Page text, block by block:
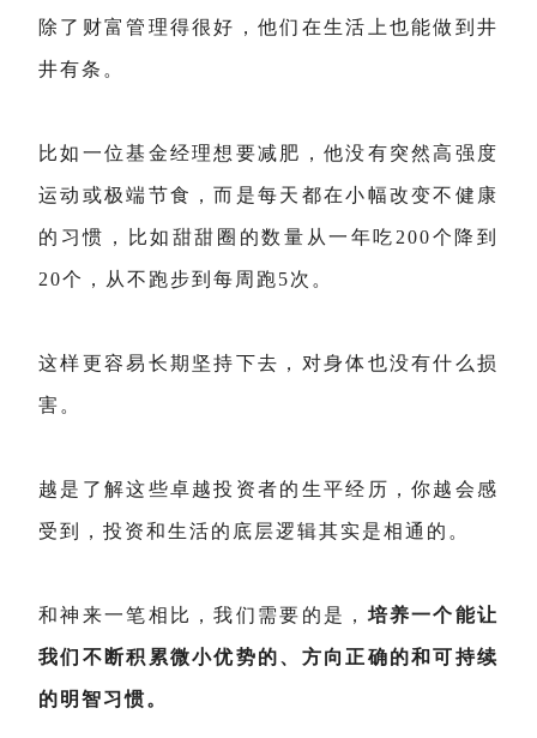
除了财富管理得很好，他们在生活上也能做到井
井有条。
比如一位基金经理想要减肥，他没有突然高强度
运动或极端节食，而是每天都在小幅改变不健康
的习惯，比如甜甜圈的数量从一年吃200个降到
20个，从不跑步到每周跑5次。
这样更容易长期坚持下去，对身体也没有什么损
害。
越是了解这些卓越投资者的生平经历，你越会感
受到，投资和生活的底层逻辑其实是相通的。
和神来一笔相比，我们需要的是， 培养一个能让
我们不断积累微小优势的、方向正确的和可持续
的明智习惯。